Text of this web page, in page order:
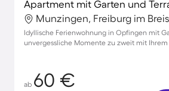
Apartment mit Garten und
Idyllische Ferienwohnung in Opfingen mit
unvergessliche Momente zu zweit mit Ihrem
ab 60 €